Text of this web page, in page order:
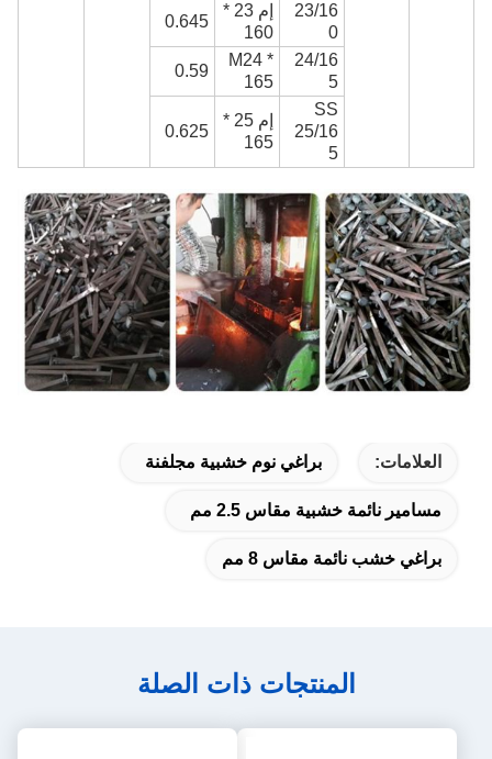
23/16
0
إم 23 *
160
0.645
24/16
5
M24 *
165
0.59
SS
25/16
5
إم 25 *
165
0.625
العلامات: براغي نوم خشبية مجلفنة
مسامير نائمة خشبية مقاس 2.5 مم
براغي خشب نائمة مقاس 8 مم
المنتجات ذات الصلة